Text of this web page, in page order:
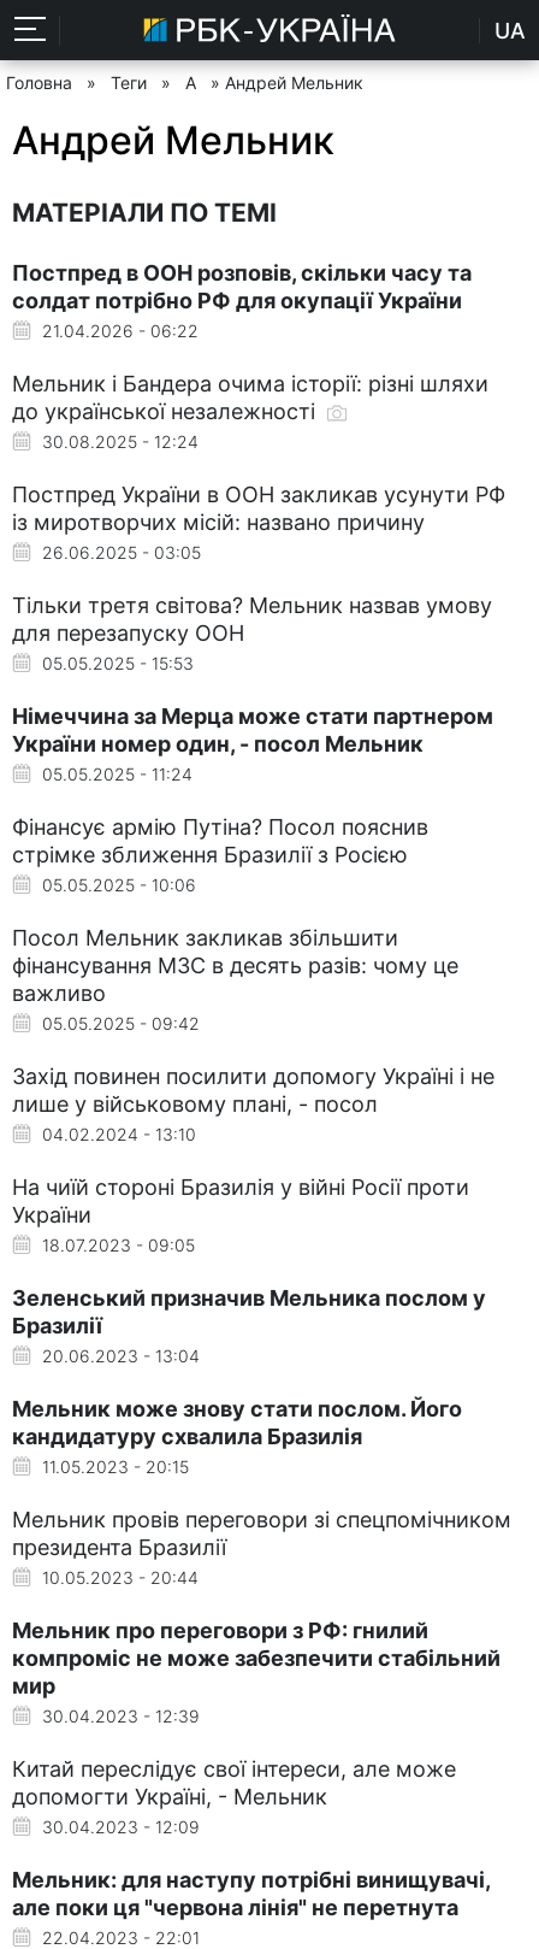
UA
Головна » Теги » А » Андрей Мельник
Андрей Мельник
МАТЕРІАЛИ ПО ТЕМІ
Постпред в ООН розповів, скільки часу та
солдат потрібно РФ для окупації України
21.04.2026 - 06:22
Мельник і Бандера очима історії: різні шляхи
до української незалежності
30.08.2025 - 12:24
Постпред України в ООН закликав усунути РФ
із миротворчих місій: названо причину
26.06.2025 - 03:05
Тільки третя світова? Мельник назвав умову
для перезапуску ООН
05.05.2025 - 15:53
Німеччина за Мерца може стати партнером
України номер один, - посол Мельник
05.05.2025 - 11:24
Фінансує армію Путіна? Посол пояснив
стрімке зближення Бразилії з Росією
05.05.2025 - 10:06
Посол Мельник закликав збільшити
фінансування МЗС в десять разів: чому це
важливо
05.05.2025 - 09:42
Захід повинен посилити допомогу Україні і не
лише у військовому плані, - посол
04.02.2024 - 13:10
На чиїй стороні Бразилія у війні Росії проти
України
18.07.2023 - 09:05
Зеленський призначив Мельника послом у
Бразилії
20.06.2023 - 13:04
Мельник може знову стати послом. Його
кандидатуру схвалила Бразилія
11.05.2023 - 20:15
Мельник провів переговори зі спецпомічником
президента Бразилії
10.05.2023 - 20:44
Мельник про переговори з РФ: гнилий
компроміс не може забезпечити стабільний
мир
30.04.2023 - 12:39
Китай переслідує свої інтереси, але може
допомогти Україні, - Мельник
30.04.2023 - 12:09
Мельник: для наступу потрібні винищувачі,
але поки ця "червона лінія" не перетнута
22.04.2023 - 22:01